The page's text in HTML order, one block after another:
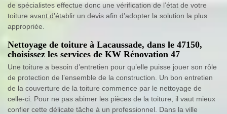
de spécialistes effectue donc une vérification de l’état de votre
toiture avant d’établir un devis afin d’adopter la solution la plus
appropriée.
Nettoyage de toiture à Lacaussade, dans le 47150,
choisissez les services de KW Rénovation 47
Une toiture a besoin d’entretien pour qu’elle puisse jouer son rôle
de protection de l’ensemble de la construction. Un bon entretien
de la couverture de la toiture commence par le nettoyage de
celle-ci. Pour ne pas abimer les pièces de la toiture, il vaut mieux
confier cette délicate tâche à un professionnel. Dans la ville